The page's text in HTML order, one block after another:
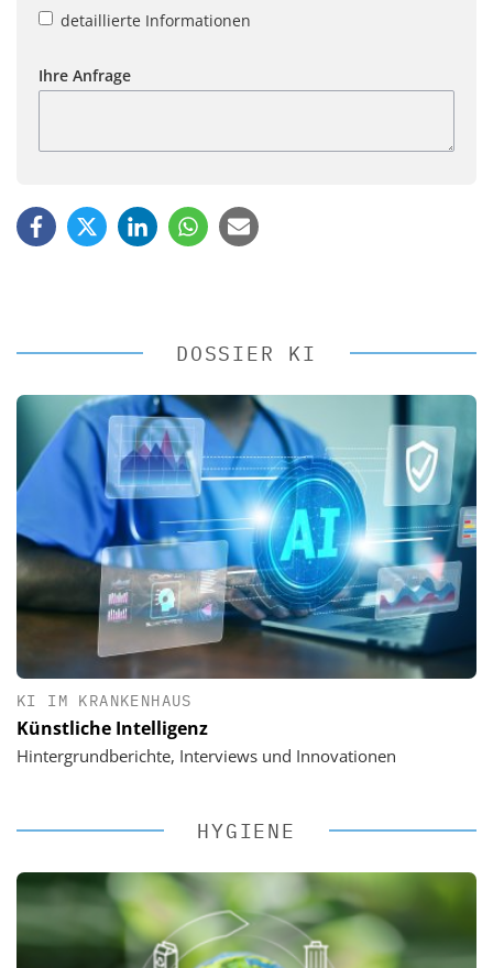
detaillierte Informationen
Ihre Anfrage
DOSSIER KI
KI IM KRANKENHAUS
Künstliche Intelligenz
Hintergrundberichte, Interviews und Innovationen
HYGIENE